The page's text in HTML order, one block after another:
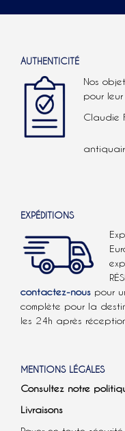
AUTHENTICITÉ
Nos
pour
Claudie
EXPÉDITIONS
contactez-nous pour
complète pour la
les 24h après
MENTIONS LÉGALES
Consultez notre
Livraisons